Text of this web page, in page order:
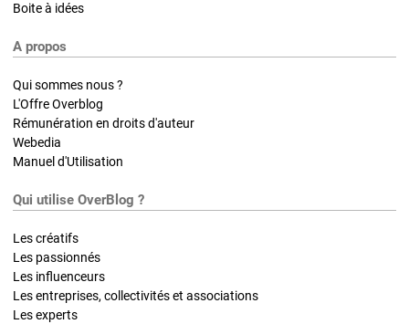
Boite à idées
A propos
Qui sommes nous ?
L'Offre Overblog
Rémunération en droits d'auteur
Webedia
Manuel d'Utilisation
Qui utilise OverBlog ?
Les créatifs
Les passionnés
Les influenceurs
Les entreprises, collectivités et associations
Les experts